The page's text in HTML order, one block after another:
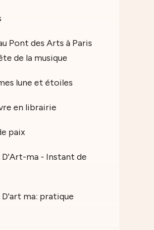
Pont des Arts à Paris
de la musique
lune et étoiles
en librairie
paix
D'Art-ma - Instant de
D'art ma: pratique